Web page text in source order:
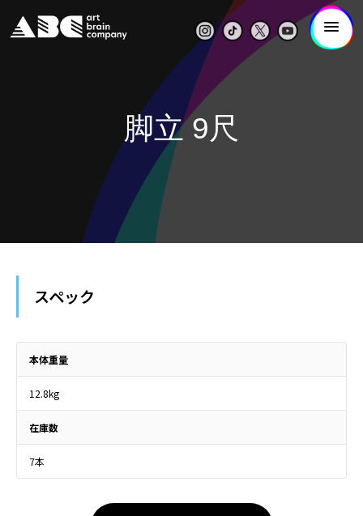
脚立 9尺
スペック
本体重量
12.8kg
在庫数
7本